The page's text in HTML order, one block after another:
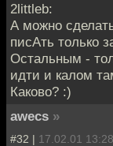
2littleb:
А можно
писАть только
Остальным -
идти и калом
Каково? :)
awecs »
#32 | 17.02.01 13:28